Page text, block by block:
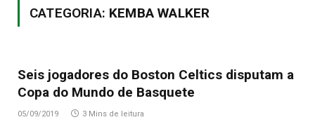
CATEGORIA: KEMBA WALKER
Seis jogadores do Boston Celtics disputam a
Copa do Mundo de Basquete
05/09/2019 3 Mins de leitura